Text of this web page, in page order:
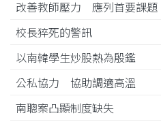
改善教師壓力 應列首要課題
校長猝死的警訊
以南韓學生炒股熱為殷鑑
公私協力 協助調適高溫
南聰案凸顯制度缺失